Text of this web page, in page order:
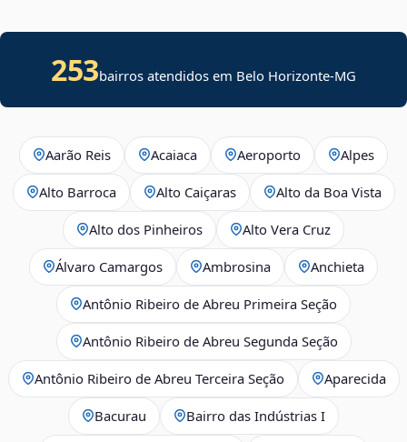
253bairros atendidos em Belo Horizonte-MG
Aarão Reis Acaiaca Aeroporto Alpes
Alto Barroca Alto Caiçaras Alto da Boa Vista
Alto dos Pinheiros Alto Vera Cruz
Álvaro Camargos Ambrosina Anchieta
Antônio Ribeiro de Abreu Primeira Seção
Antônio Ribeiro de Abreu Segunda Seção
Antônio Ribeiro de Abreu Terceira Seção Aparecida
Bacurau Bairro das Indústrias I